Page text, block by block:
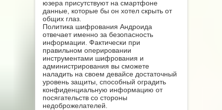
юзера присутствуют на смартфоне
данные, которые бы он хотел скрыть от
общих глаз.
Политика шифрования Андроида
отвечает именно за безопасность
информации. Фактически при
правильном оперировании
инструментами шифрования и
администрирования вы сможете
наладить на своем девайсе достаточный
уровень защиты, способный оградить
конфиденциальную информацию от
посягательств со стороны
недоброжелателей.